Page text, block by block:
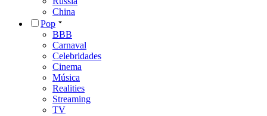
China
Pop
BBB
Carnaval
Celebridades
Cinema
Música
Realities
Streaming
TV